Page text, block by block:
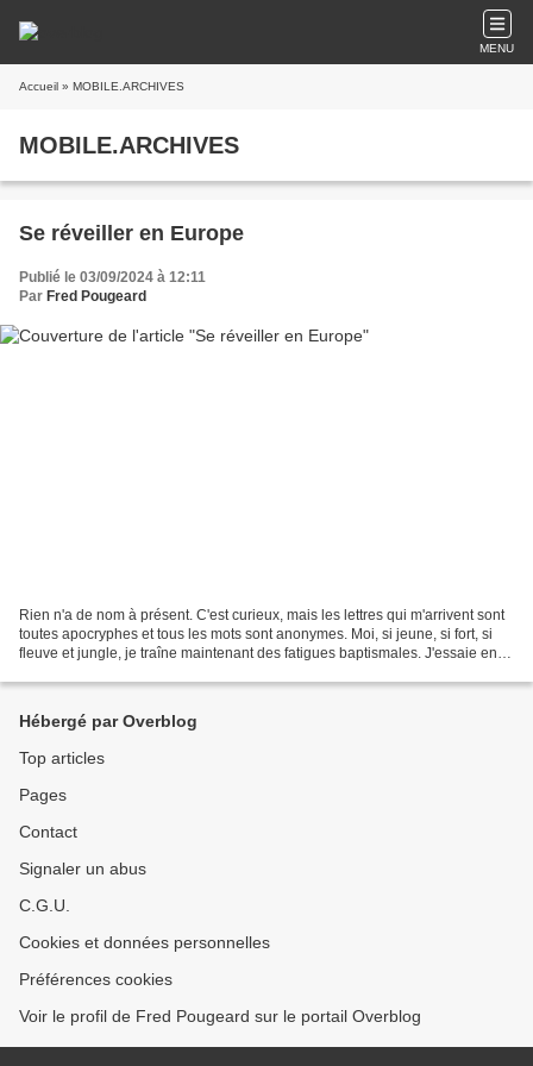
MENU
Accueil » MOBILE.ARCHIVES
MOBILE.ARCHIVES
Se réveiller en Europe
Publié le 03/09/2024 à 12:11
Par Fred Pougeard
Rien n'a de nom à présent. C'est curieux, mais les lettres qui m'arrivent sont
toutes apocryphes et tous les mots sont anonymes. Moi, si jeune, si fort, si
fleuve et jungle, je traîne maintenant des fatigues baptismales. J'essaie en
Hébergé par Overblog
Top articles
Pages
Contact
Signaler un abus
C.G.U.
Cookies et données personnelles
Préférences cookies
Voir le profil de Fred Pougeard sur le portail Overblog